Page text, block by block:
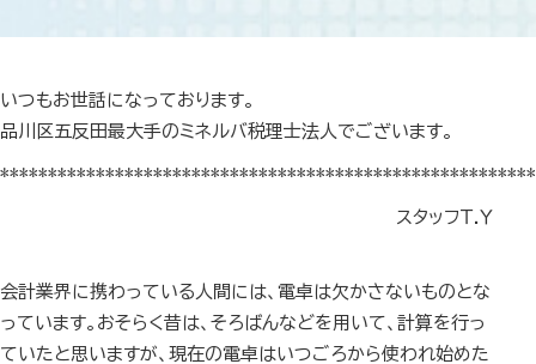
いつもお世話になっております。
品川区五反田最大手のミネルバ税理士法人でございます。
スタッフＴ.Ｙ
会計業界に携わっている人間には、電卓は欠かさないものとな
っています。おそらく昔は、そろばんなどを用いて、計算を行っ
ていたと思いますが、現在の電卓はいつごろから使われ始めた